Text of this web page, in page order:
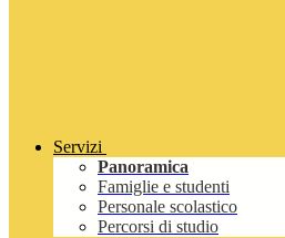
Servizi
Panoramica
Famiglie e studenti
Personale scolastico
Percorsi di studio